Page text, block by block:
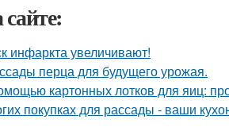
инфаркта увеличивают!
перца для будущего урожая.
картонных лотков для яиц:
покупках для рассады - ваши